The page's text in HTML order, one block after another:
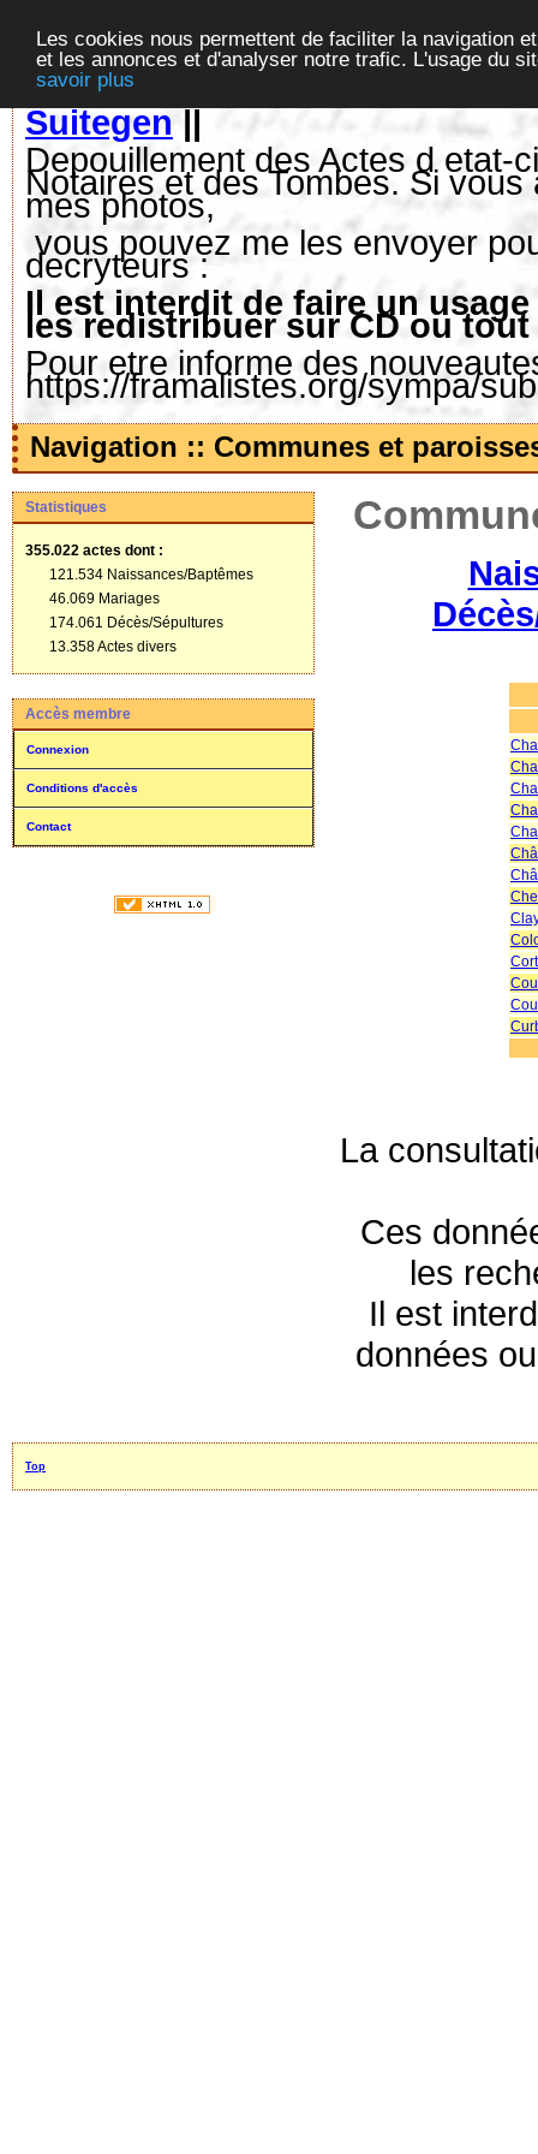
Les cookies nous permettent de faciliter la navigation
et les annonces et d'analyser notre trafic. L'usage du
savoir plus
Suitegen||
Depouillement des Actes d etat-
Notaires et des Tombes. Si
mes photos,
vous pouvez me les envoyer
decryteurs :
Il est interdit de faire un
les redistribuer sur CD ou
Pour etre informe des
https://framalistes.org/sympa/
Navigation :: Communes et
Statistiques
355.022 actes dont :
121.534 Naissances/Baptêmes
46.069 Mariages
174.061 Décès/Sépultures
13.358 Actes divers
Accès membre
Connexion
Conditions d'accès
Contact
La
Ces
les
Il est
données
Top